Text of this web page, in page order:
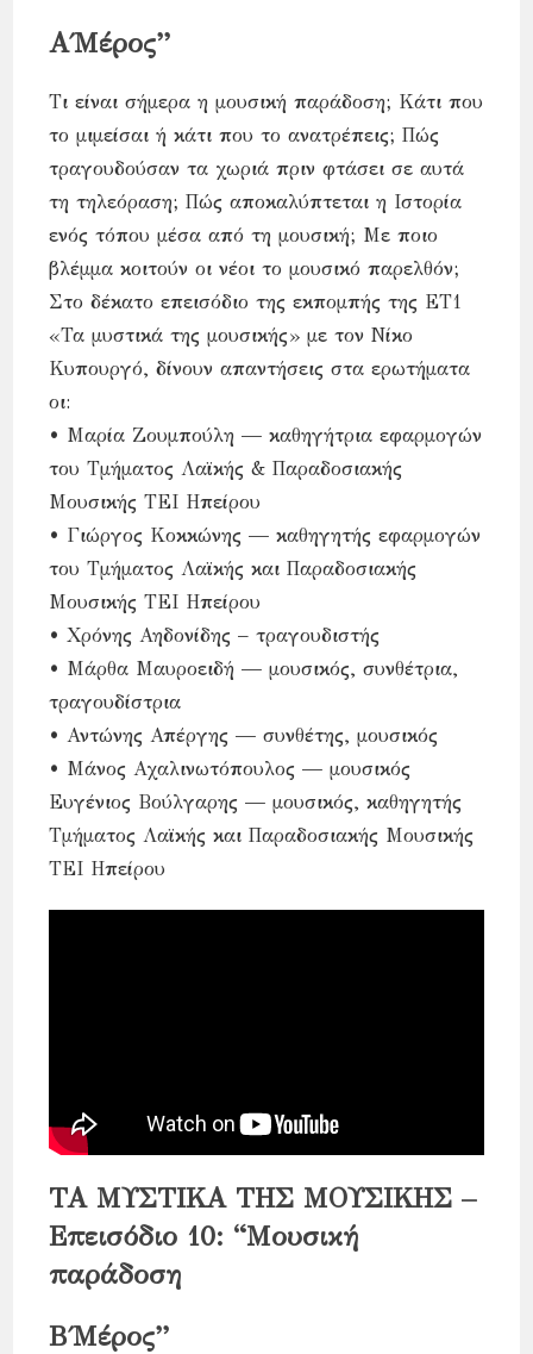
Α΄Μέρος”
Τι είναι σήμερα η μουσική παράδοση; Κάτι που
το μιμείσαι ή κάτι που το ανατρέπεις; Πώς
τραγουδούσαν τα χωριά πριν φτάσει σε αυτά
τη τηλεόραση; Πώς αποκαλύπτεται η Ιστορία
ενός τόπου μέσα από τη μουσική; Με ποιο
βλέμμα κοιτούν οι νέοι το μουσικό παρελθόν;
Στο δέκατο επεισόδιο της εκπομπής της ΕΤ1
«Τα μυστικά της μουσικής» με τον Νίκο
Κυπουργό, δίνουν απαντήσεις στα ερωτήματα
οι:
• Μαρία Ζουμπούλη — καθηγήτρια εφαρμογών
του Τμήματος Λαϊκής & Παραδοσιακής
Μουσικής ΤΕΙ Ηπείρου
• Γιώργος Κοκκώνης — καθηγητής εφαρμογών
του Τμήματος Λαϊκής και Παραδοσιακής
Μουσικής ΤΕΙ Ηπείρου
• Χρόνης Αηδονίδης – τραγουδιστής
• Μάρθα Μαυροειδή — μουσικός, συνθέτρια,
τραγουδίστρια
• Αντώνης Απέργης — συνθέτης, μουσικός
• Μάνος Αχαλινωτόπουλος — μουσικός
Ευγένιος Βούλγαρης — μουσικός, καθηγητής
Τμήματος Λαϊκής και Παραδοσιακής Μουσικής
ΤΕΙ Ηπείρου
ΤΑ ΜΥΣΤΙΚΑ ΤΗΣ ΜΟΥΣΙΚΗΣ –
Επεισόδιο 10: “Μουσική
παράδοση
Β΄Μέρος”